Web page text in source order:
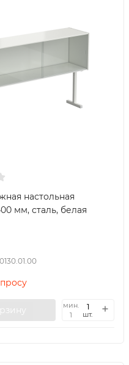
настольная
мм, сталь, белая
мин.
1
шт.